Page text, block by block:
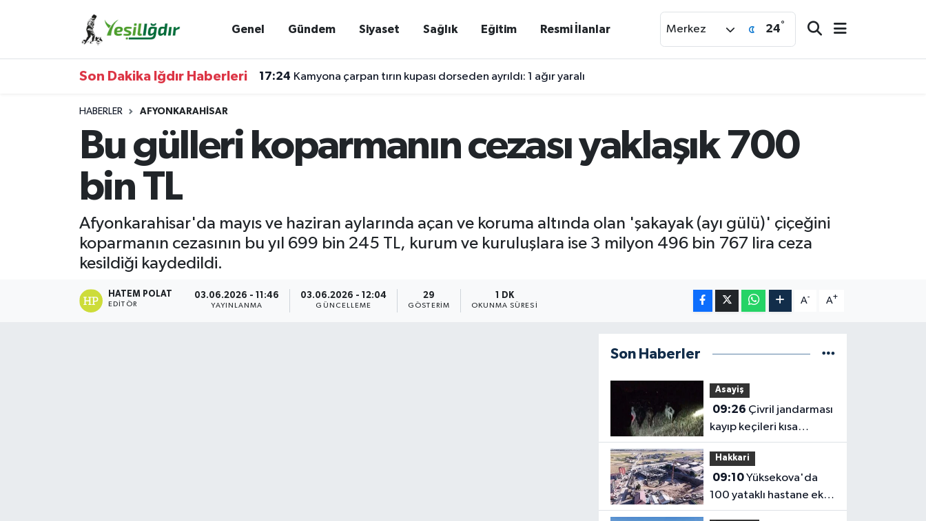
Genel Gündem Siyaset Sağlık Eğitim Resmi İlanlar Merkez 24°
Son Dakika Iğdır Haberleri 17:24 Kamyona çarpan tırın kupası dorseden ayrıldı: 1 ağır yaralı
HABERLER AFYONKARAHISAR
Bu gülleri koparmanın cezası yaklaşık 700
bin TL
Afyonkarahisar'da mayıs ve haziran aylarında açan ve koruma altında olan 'şakayak (ayı gülü)' çiçeğini
koparmanın cezasının bu yıl 699 bin 245 TL, kurum ve kuruluşlara ise 3 milyon 496 bin 767 lira ceza
kesildiği kaydedildi.
HATEM POLAT
EDITÖR
03.06.2026 - 11:46
YAYINLANMA
03.06.2026 - 12:04
GÜNCELLEME
29
GÖSTERIM
1 DK
OKUNMA SÜRESI
A- A+
Son Haberler
Asayiş
09:26
kayıp keçileri kısa
sürede bulundu
Hakkari
09:10Yüksekova'da
100 yataklı hastane ek
binası yükseliyor
Iğdır Trafik Yoğunluk Haritası
Süper Lig Puan Durumu ve Fikstür
Tüm Manşetler
Son Dakika Haberleri
Haber Arşivi